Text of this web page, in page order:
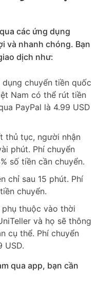
các ứng dụng
và nhanh chóng. Bạn
dịch như:
chuyển tiền quốc
Nam có thể rút tiền
PayPal là 4.99 USD
thủ tục, người nhận
phút. Phí chuyển
số tiền cần chuyển.
chỉ sau 15 phút. Phí
chuyển.
thuộc vào thời
và họ sẽ thông
cụ thể. Phí chuyển
USD.
qua app, bạn cần